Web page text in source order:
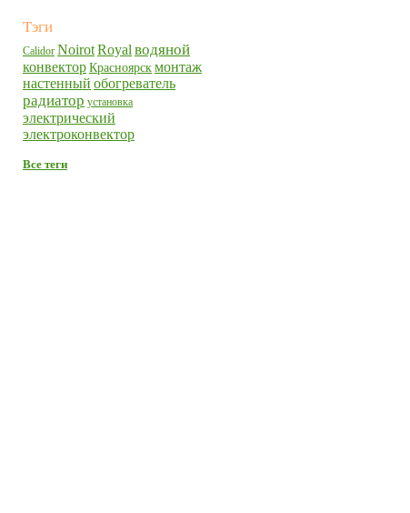
Тэги
Calidor NoirotRoyal водяной
конвекторКрасноярскмонтаж
настенный обогреватель
радиатор установка
электрический
электроконвектор
Все теги